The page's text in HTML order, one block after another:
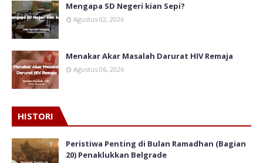
Mengapa SD Negeri kian Sepi?
Agustus 02, 2026
Menakar Akar Masalah Darurat HIV Remaja
Agustus 06, 2026
HISTORI
Peristiwa Penting di Bulan Ramadhan (Bagian
20) Penaklukkan Belgrade